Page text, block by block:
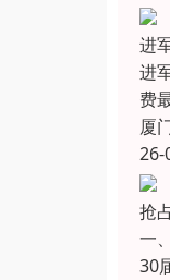
进
进
费
厦
26-
抢
一
30